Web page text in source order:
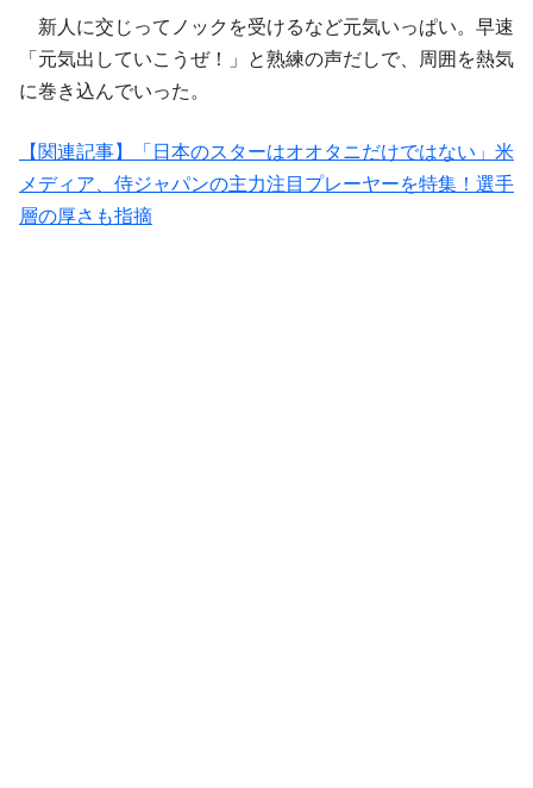
新人に交じってノックを受けるなど元気いっぱい。早速
「元気出していこうぜ！」と熟練の声だしで、周囲を熱気
に巻き込んでいった。
【関連記事】「日本のスターはオオタニだけではない」米
メディア、侍ジャパンの主力注目プレーヤーを特集！選手
層の厚さも指摘